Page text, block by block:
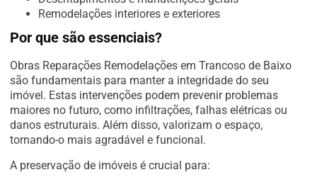
Remodelações interiores e exteriores
Por que são essenciais?
Obras Reparações Remodelações em Trancoso de Baixo
são fundamentais para manter a integridade do seu
imóvel. Estas intervenções podem prevenir problemas
maiores no futuro, como infiltrações, falhas elétricas ou
danos estruturais. Além disso, valorizam o espaço,
tornando-o mais agradável e funcional.
A preservação de imóveis é crucial para: